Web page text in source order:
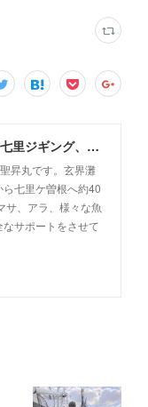
壱岐 勝本 聖昇丸 七里ジギング、タイラバ
昇丸です。玄界灘
七里ケ曽根へ約40
サ、アラ、様々な魚
サポートをさせて